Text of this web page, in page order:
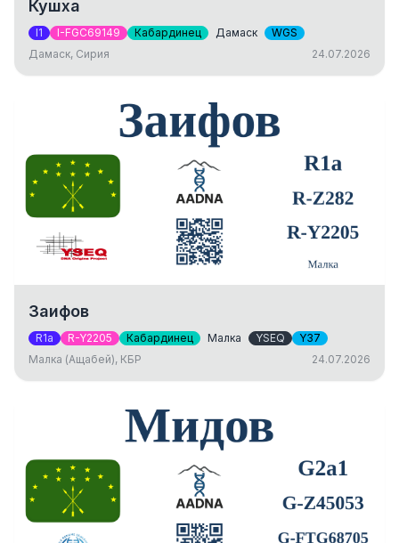
Кушха
I1 I-FGC69149 Кабардинец Дамаск
WGS
Дамаск, Сирия
24.07.2026
Заифов
R1a R-Y2205 Кабардинец Малка YSEQ
Y37
Малка (Ащабей), КБР
24.07.2026